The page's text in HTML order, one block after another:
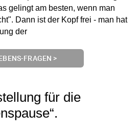
gelingt am besten, wenn man
Dann ist der Kopf frei - man hat
der
FRAGEN >
für die